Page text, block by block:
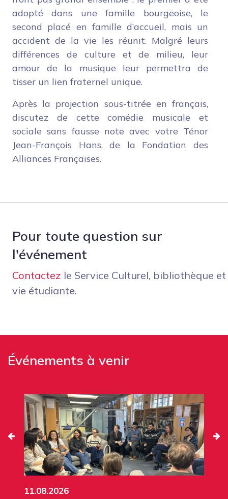
adopté dans une famille bourgeoise, le
second placé en famille d’accueil, mais un
accident de la vie les réunit. Malgré leurs
différences de culture et de milieu, leur
amour de la musique leur permettra de
tisser un lien fraternel unique.
Après la projection sous-titrée en français,
discutez de cette comédie musicale et
sociale sans fausse note avec votre Ténor
Jean-François Hans, de la Fondation des
Alliances Françaises.
Pour toute question sur
l'événement
Contactez le Service Culturel, bibliothèque et
vie étudiante.
Événements à venir
11.08.2026